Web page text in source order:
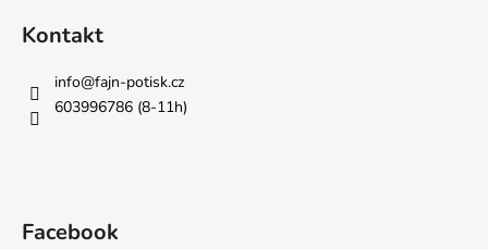
Kontakt
info@fajn-potisk.cz
603996786 (8-11h)
Facebook